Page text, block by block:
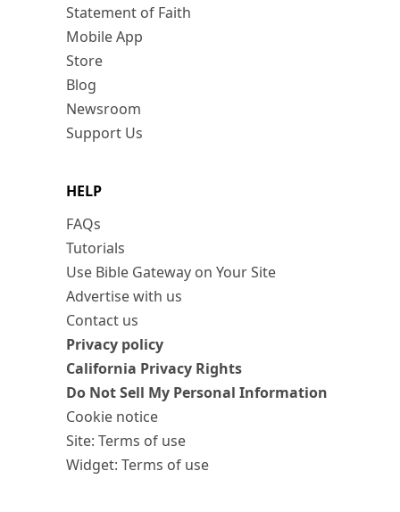
Statement of Faith
Mobile App
Store
Blog
Newsroom
Support Us
HELP
FAQs
Tutorials
Use Bible Gateway on Your Site
Advertise with us
Contact us
Privacy policy
California Privacy Rights
Do Not Sell My Personal Information
Cookie notice
Site: Terms of use
Widget: Terms of use